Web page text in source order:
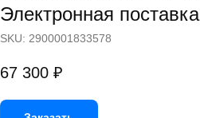
Электронная поставка
SKU: 2900001833578
67 300 ₽